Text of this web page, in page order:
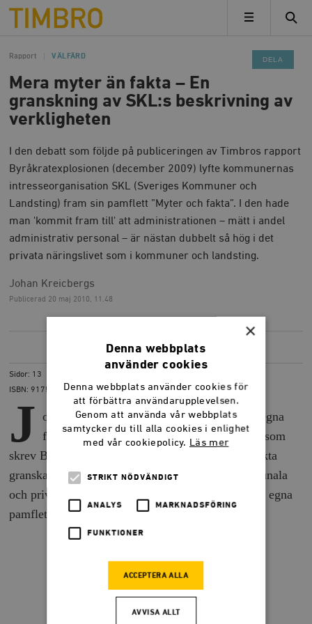
Timbro
MENY
Rapport VÄLFÄRD
Mera myter än fakta – En
granskning av SKL:s beskrivning av
verkligheten
I den debatt som följde på publiceringen av Timbros rapport
Byråkratexplosionen (december 2009) lyfte kommunernas
intresseorganisation SKL (Sveriges Kommuner och
Landsting) fram sin pamflett ”Myter och fakta”. I den hade
man 'kommit fram till' att administrationen – mätt i andel
administrativ personal – är nästan dubbelt så hög i det
privata näringslivet som i kommuner och landsting.
Johan Kreicbergs
Publicerad 20 maj 2010, 11.48
LADDA NER (PDF) 398,3 KB
Sidor: 13
ISBN: 9175667614
J ohan Kreicbergs, nationalekonom med det egna
företaget Kreicbergs Utredning & Opinion, som
skrev Byråkratexplosionen har i Mera myter än fakta
granskat SKL:s verklighetsbeskrivning om kommunala
och privata byråkrater. Och den visar att SKL, den egna
pamflettens namn till trots, lever i myternas värld.
DELA
×
Denna webbplats
använder cookies
Denna webbplats använder cookies för
att förbättra användarupplevelsen.
Genom att använda vår webbplats
samtycker du till alla cookies i enlighet
med vår cookiepolicy. Läs mer
STRIKT NÖDVÄNDIGT
ANALYS MARKNADSFÖRING
FUNKTIONER
ACCEPTERA ALLA
AVVISA ALLT